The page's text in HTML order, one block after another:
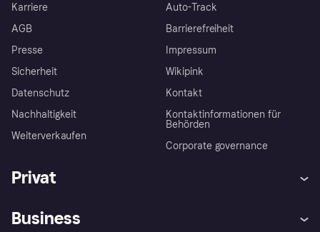
Karriere
AGB
Presse
Sicherheit
Datenschutz
Nachhaltigkeit
Weiterverkaufen
Auto-Track
Barrierefreiheit
Impressum
Wikipink
Kontakt
Kontaktinformationen für
Behörden
Corporate governance
Privat
Business